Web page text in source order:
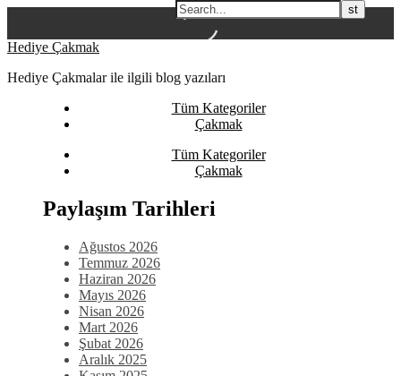
Skip
content
Hediye Çakmak
Hediye Çakmalar ile ilgili blog yazıları
Tüm Kategoriler
Çakmak
Tüm Kategoriler
Çakmak
Paylaşım Tarihleri
Ağustos 2026
Temmuz 2026
Haziran 2026
Mayıs 2026
Nisan 2026
Mart 2026
Şubat 2026
Aralık 2025